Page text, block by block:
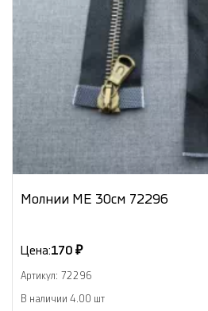
Молнии МЕ 30см 72296
Цена:170 ₽
Артикул: 72296
В наличии 4.00 шт